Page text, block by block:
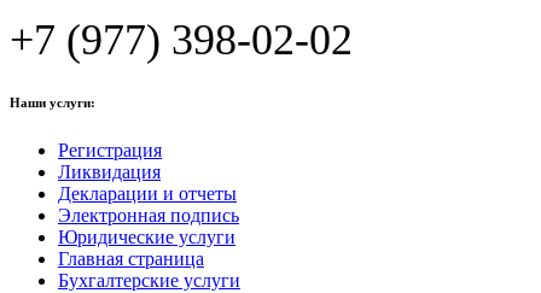
+7 (977) 398-02-02
Наши услуги:
Регистрация
Ликвидация
Декларации и отчеты
Электронная подпись
Юридические услуги
Главная страница
Бухгалтерские услуги